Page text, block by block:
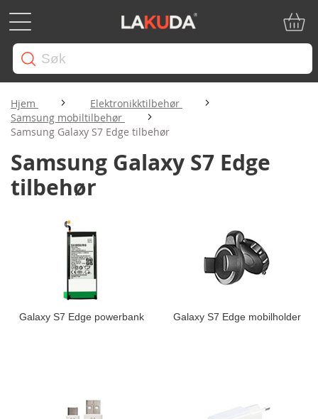
Hjem
Elektronikktilbehør
Samsung mobiltilbehør
Samsung Galaxy S7 Edge tilbehør
Samsung Galaxy S7 Edge
tilbehør
Galaxy S7 Edge powerbank Galaxy S7 Edge mobilholder